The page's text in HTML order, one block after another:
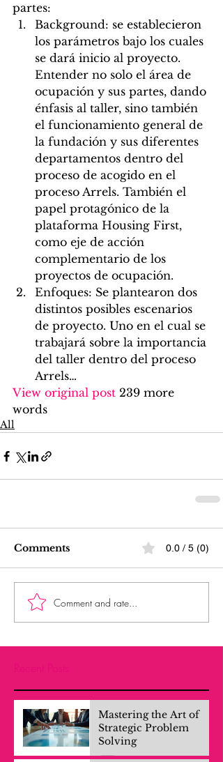
partes:
Background: se establecieron
los parámetros bajo los cuales
se dará inicio al proyecto.
Entender no solo el área de
ocupación y sus partes, dando
énfasis al taller, sino también
el funcionamiento general de
la fundación y sus diferentes
departamentos dentro del
proceso de acogido en el
proceso Arrels. También el
papel protagónico de la
plataforma Housing First,
como eje de acción
complementario de los
proyectos de ocupación.
Enfoques: Se plantearon dos
distintos posibles escenarios
de proyecto. Uno en el cual se
trabajará sobre la importancia
del taller dentro del proceso
Arrels…
View original post 239 more
words
All
Comments 0.0 / 5 (0)
Comment and rate...
Mastering the Art of
Strategic Problem
Solving